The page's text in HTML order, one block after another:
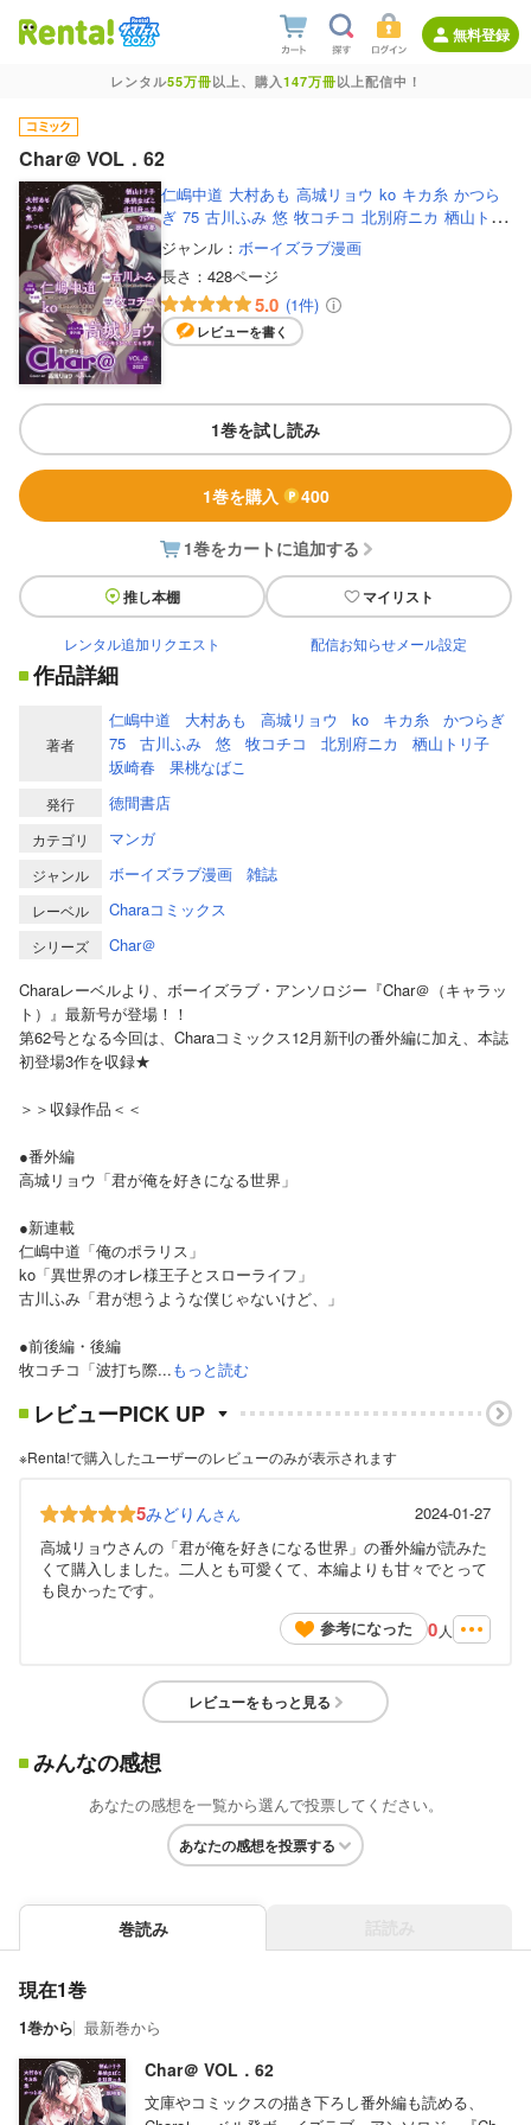
無料登録
レンタル55万冊以上、購入147万冊以上配信中！
Char＠ VOL．62
仁嶋中道 大村あも 高城リョウ ko キカ糸 かつら
ぎ 75 古川ふみ 悠 牧コチコ 北別府ニカ 栖山トリ
子 坂崎春 果桃なばこ
ジャンル： ボーイズラブ漫画
長さ： 428ページ
5.0 (1件)
レビューを書く
1巻を試し読み
1巻を購入 400
1巻をカートに追加する
推し本棚 マイリスト
レンタル追加リクエスト 配信お知らせメール設定
作品詳細
著者
仁嶋中道 大村あも 高城リョウ ko キカ糸
かつらぎ
75
古川ふみ 悠 牧コチコ 北別府ニカ
栖山トリ子
坂崎春
果桃なばこ
発行 徳間書店
カテゴリ マンガ
ジャンル ボーイズラブ漫画 雑誌
レーベル Charaコミックス
シリーズ
Char＠
Charaレーベルより、ボーイズラブ・アンソロジー『Char＠（キャラッ
ト）』最新号が登場！！
第62号となる今回は、Charaコミックス12月新刊の番外編に加え、本誌
初登場3作を収録★
＞＞収録作品＜＜
●番外編
高城リョウ「君が俺を好きになる世界」
●新連載
仁嶋中道「俺のポラリス」
ko「異世界のオレ様王子とスローライフ」
古川ふみ「君が想うような僕じゃないけど、」
●前後編・後編
牧コチコ「波打ち際...もっと読む
レビューPICK UP
※Renta!で購入したユーザーのレビューのみが表示されます
5みどりんさん
2024-01-27
高城リョウさんの「君が俺を好きになる世界」の番外編が読みた
くて購入しました。二人とも可愛くて、本編よりも甘々でとって
も良かったです。
参考になった
0 人
レビューをもっと見る
みんなの感想
あなたの感想を一覧から選んで投票してください。
あなたの感想を投票する
巻読み
現在1巻
1巻から 最新巻から
Char＠ VOL．62
文庫やコミックスの描き下ろし番外編も読める、